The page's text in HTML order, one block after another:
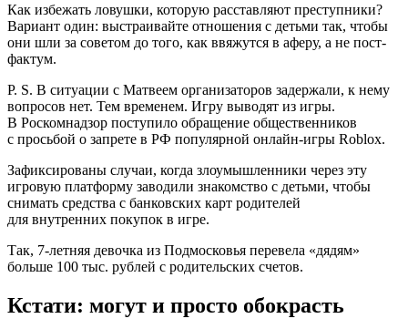
Как избежать ловушки, которую расставляют преступники?
Вариант один: выстраивайте отношения с детьми так, чтобы
они шли за советом до того, как ввяжутся в аферу, а не пост-
фактум.
P. S. В ситуации с Матвеем организаторов задержали, к нему
вопросов нет. Тем временем. Игру выводят из игры.
В Роскомнадзор поступило обращение общественников
с просьбой о запрете в РФ популярной онлайн-игры Roblox.
Зафиксированы случаи, когда злоумышленники через эту
игровую платформу заводили знакомство с детьми, чтобы
снимать средства с банковских карт родителей
для внутренних покупок в игре.
Так, 7-летняя девочка из Подмосковья перевела «дядям»
больше 100 тыс. рублей с родительских счетов.
Кстати: могут и просто обокрасть